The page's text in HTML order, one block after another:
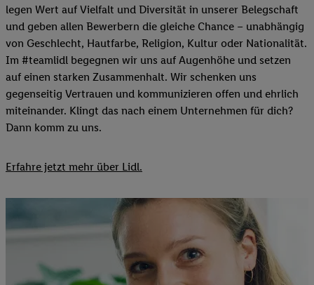
legen Wert auf Vielfalt und Diversität in unserer Belegschaft
und geben allen Bewerbern die gleiche Chance – unabhängig
von Geschlecht, Hautfarbe, Religion, Kultur oder Nationalität.
Im #teamlidl begegnen wir uns auf Augenhöhe und setzen
auf einen starken Zusammenhalt. Wir schenken uns
gegenseitig Vertrauen und kommunizieren offen und ehrlich
miteinander. Klingt das nach einem Unternehmen für dich?
Dann komm zu uns.​
Erfahre jetzt mehr über Lidl.